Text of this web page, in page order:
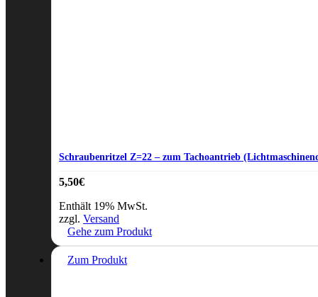
Schraubenritzel Z=22 – zum Tachoantrieb
5,50€
Enthält 19% MwSt.
zzgl. Versand
Gehe zum Produkt
Zum Produkt